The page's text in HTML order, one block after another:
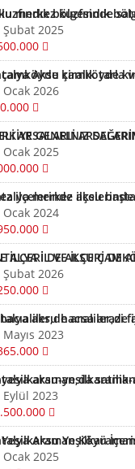
Şubat 2025
Ocak 2026
Ocak 2025
Ocak 2024
Şubat 2026
Mayıs 2023
Eylül 2023
Ocak 2025